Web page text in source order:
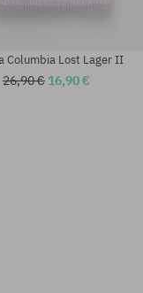
Columbia Lost Lager II
26,90 € 16,90 €